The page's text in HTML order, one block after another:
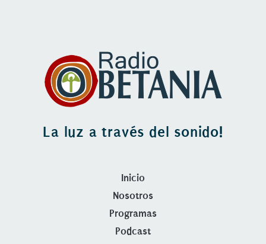
La luz a través del sonido!
Inicio
Nosotros
Programas
Podcast